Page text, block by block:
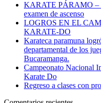
KARATE PÁRAMO –
examen de ascenso
LOGROS EN EL
KARATE-DO
Karateca paramuna
departamental de los
Bucaramanga.
Campeonato Nacional
Karate Do
Regreso a clases con